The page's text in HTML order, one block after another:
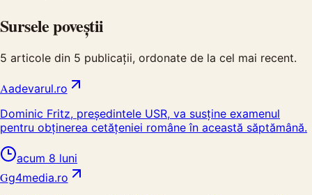
Sursele poveștii
5 articole din 5 publicații, ordonate de la cel mai recent.
Aadevarul.ro
Dominic Fritz, președintele USR, va susține examenul
pentru obținerea cetățeniei române în această săptămână.
acum 8 luni
Gg4media.ro